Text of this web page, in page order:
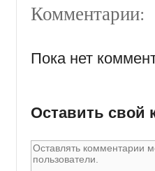
Комментарии:
Пока нет
Оставить свой